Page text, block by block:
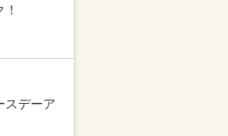
スデーア